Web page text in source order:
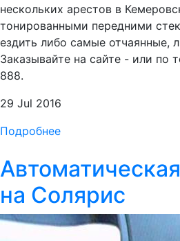
нескольких арестов в
тонированными передними
ездить либо самые отчаянные,
Заказывайте на сайте - или по
888.
29 Jul 2016
Подробнее
на Солярис